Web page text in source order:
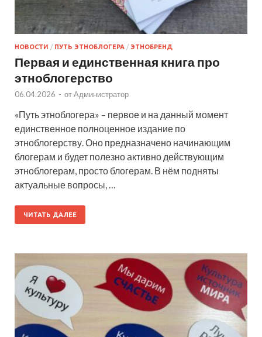
НОВОСТИ / ПУТЬ ЭТНОБЛОГЕРА / ЭТНОБРЕНД
Первая и единственная книга про
этноблогерство
06.04.2026 - отАдминистратор
«Путь этноблогера» – первое и на данный момент
единственное полноценное издание по
этноблогерству. Оно предназначено начинающим
блогерам и будет полезно активно действующим
этноблогерам, просто блогерам. В нём подняты
актуальные вопросы, …
ЧИТАТЬ ДАЛЕЕ